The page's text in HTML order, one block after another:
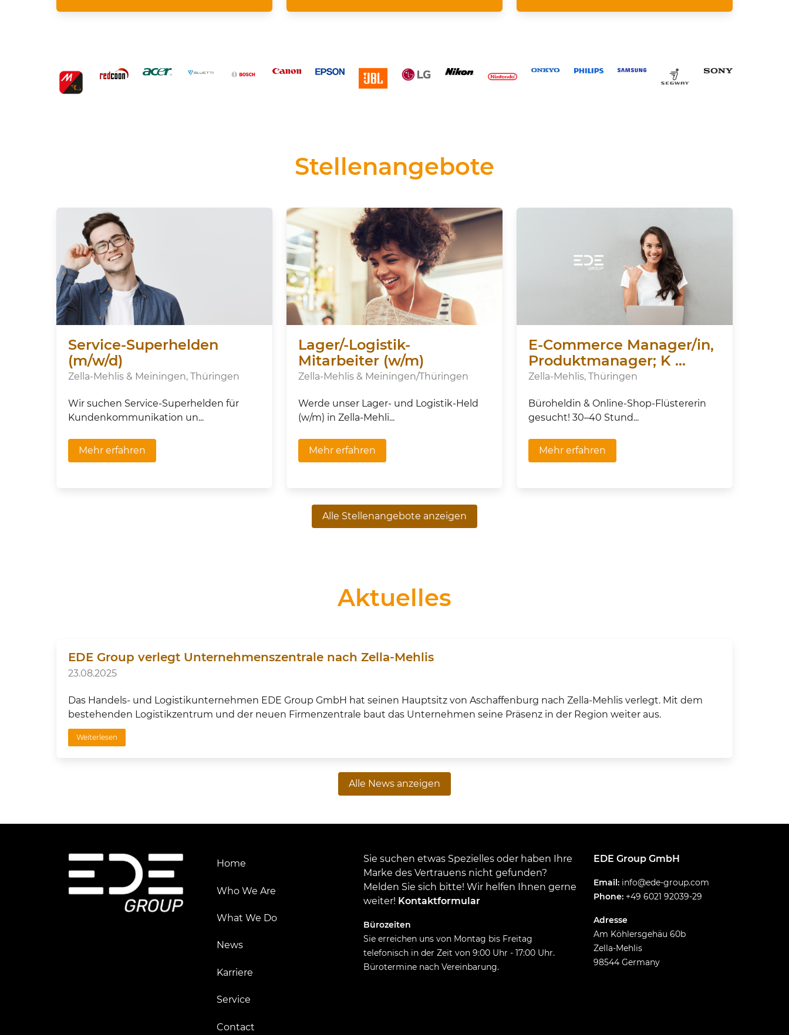
Stellenangebote
Service-Superhelden
(m/w/d)
Zella-Mehlis & Meiningen, Thüringen
Wir suchen Service-Superhelden für
Kundenkommunikation un...
Mehr erfahren
Lager/-Logistik-
Mitarbeiter (w/m)
Zella-Mehlis & Meiningen/Thüringen
Werde unser Lager- und Logistik-Held
(w/m) in Zella-Mehli...
Mehr erfahren
E-Commerce Manager/in,
Produktmanager; K ...
Zella-Mehlis, Thüringen
Büroheldin & Online-Shop-Flüstererin
gesucht! 30–40 Stund...
Mehr erfahren
Alle Stellenangebote anzeigen
Aktuelles
EDE Group verlegt Unternehmenszentrale nach Zella-Mehlis
23.08.2025
Das Handels- und Logistikunternehmen EDE Group GmbH hat seinen Hauptsitz von Aschaffenburg nach Zella-Mehlis verlegt. Mit dem
bestehenden Logistikzentrum und der neuen Firmenzentrale baut das Unternehmen seine Präsenz in der Region weiter aus.
Weiterlesen
Alle News anzeigen
Home
Who We Are
What We Do
News
Karriere
Service
Contact
Sie suchen etwas Spezielles oder haben Ihre
Marke des Vertrauens nicht gefunden?
Melden Sie sich bitte! Wir helfen Ihnen gerne
weiter! Kontaktformular
Bürozeiten
Sie erreichen uns von Montag bis Freitag
telefonisch in der Zeit von 9:00 Uhr - 17:00 Uhr.
Bürotermine nach Vereinbarung.
EDE Group GmbH
Email: info@ede-group.com
Phone: +49 6021 92039-29
Adresse
Am Köhlersgehäu 60b
Zella-Mehlis
98544 Germany